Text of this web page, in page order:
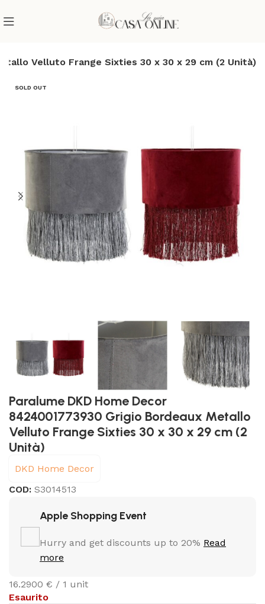
Velluto Frange Sixties 30 x 30 x 29 cm (2 Unità)
SOLD OUT
Paralume DKD Home Decor
8424001773930 Grigio Bordeaux Metallo
Velluto Frange Sixties 30 x 30 x 29 cm (2
Unità)
DKD Home Decor
COD:S3014513
Apple Shopping Event
Hurry and get discounts up to 20% Read
more
16.2900 € / 1 unit
Esaurito